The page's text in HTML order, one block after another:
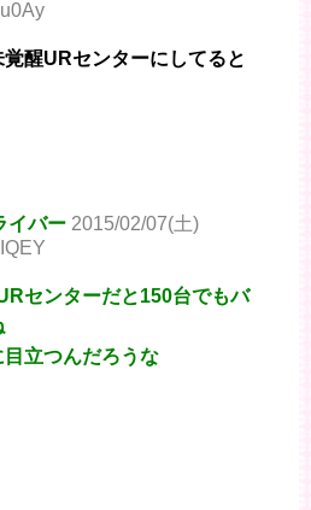
醒URセンターにしてると
イバー 2015/02/07(土)
センターだと150台でもバ
立つんだろうな